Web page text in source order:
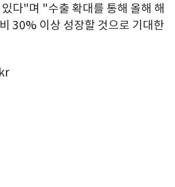
다"며 "수출 확대를 통해 올해 해
30% 이상 성장할 것으로 기대한